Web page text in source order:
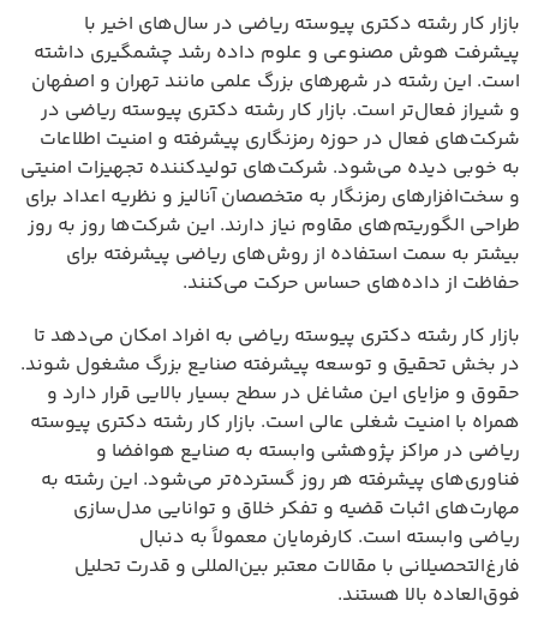
بازار کار رشته دکتری پیوسته ریاضی در سال‌های اخیر با
پیشرفت هوش مصنوعی و علوم داده رشد چشمگیری داشته
است. این رشته در شهرهای بزرگ علمی مانند تهران و اصفهان
و شیراز فعال‌تر است. بازار کار رشته دکتری پیوسته ریاضی در
شرکت‌های فعال در حوزه رمزنگاری پیشرفته و امنیت اطلاعات
به خوبی دیده می‌شود. شرکت‌های تولیدکننده تجهیزات امنیتی
و سخت‌افزارهای رمزنگار به متخصصان آنالیز و نظریه اعداد برای
طراحی الگوریتم‌های مقاوم نیاز دارند. این شرکت‌ها روز به روز
بیشتر به سمت استفاده از روش‌های ریاضی پیشرفته برای
حفاظت از داده‌های حساس حرکت می‌کنند.
بازار کار رشته دکتری پیوسته ریاضی به افراد امکان می‌دهد تا
در بخش تحقیق و توسعه پیشرفته صنایع بزرگ مشغول شوند.
حقوق و مزایای این مشاغل در سطح بسیار بالایی قرار دارد و
همراه با امنیت شغلی عالی است. بازار کار رشته دکتری پیوسته
ریاضی در مراکز پژوهشی وابسته به صنایع هوافضا و
فناوری‌های پیشرفته هر روز گسترده‌تر می‌شود. این رشته به
مهارت‌های اثبات قضیه و تفکر خلاق و توانایی مدل‌سازی
ریاضی وابسته است. کارفرمایان معمولاً به دنبال
فارغ‌التحصیلانی با مقالات معتبر بین‌المللی و قدرت تحلیل
فوق‌العاده بالا هستند.